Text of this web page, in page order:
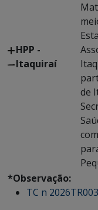
HPP -
Itaquiraí
de
*Observação:
TC n